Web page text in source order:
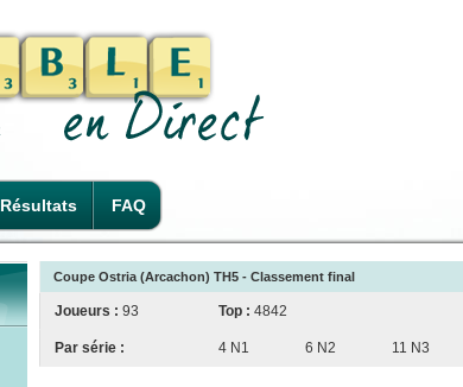
Résultats FAQ
Coupe Ostria (Arcachon) TH5 - Classement final
Joueurs : 93 Top : 4842
Par série : 4 N1 6 N2 11 N3